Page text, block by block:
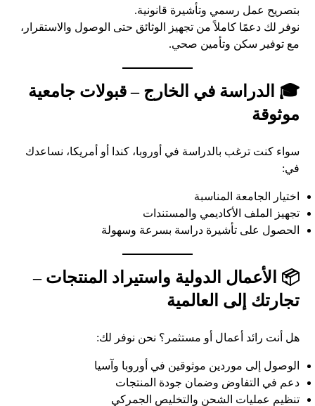
بتصريح عمل رسمي وتأشيرة قانونية.
نوفر لك دعمًا كاملاً من تجهيز الوثائق حتى الوصول والاستقرار،
مع توفير سكن وتأمين صحي.
🎓 الدراسة في الخارج – قبولات جامعية
موثوقة
سواء كنت ترغب بالدراسة في أوروبا، كندا أو أمريكا، نساعدك
في:
اختيار الجامعة المناسبة
تجهيز الملف الأكاديمي والمستندات
الحصول على تأشيرة دراسة بسرعة وسهولة
📦 الأعمال الدولية واستيراد المنتجات –
تجارتك إلى العالمية
هل أنت رائد أعمال أو مستثمر؟ نحن نوفر لك:
الوصول إلى موردين موثوقين في أوروبا وآسيا
دعم في التفاوض وضمان جودة المنتجات
تنظيم عمليات الشحن والتخليص الجمركي